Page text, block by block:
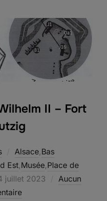
II – Fort
Alsace,Bas
Est,Musée,Place de
juillet 2023
Aucun